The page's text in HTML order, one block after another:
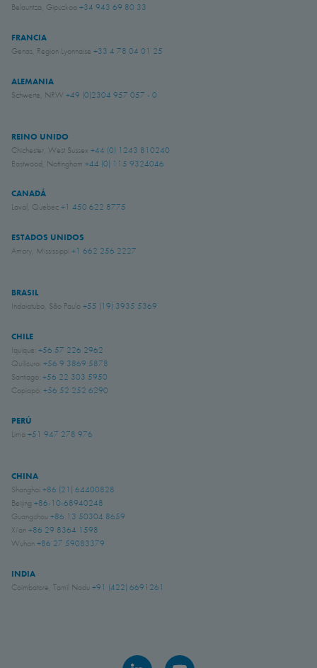
Belauntza, Gipuzkoa +34 943 69 80 33
FRANCIA
Genas, Region Lyonnaise +33 4 78 04 01 25
ALEMANIA
Schwerte, NRW +49 (0)2304 957 057 - 0
REINO UNIDO
Chichester, West Sussex +44 (0) 1243 810240
Eastwood, Nottingham +44 (0) 115 9324046
CANADÁ
Laval, Quebec+1 450 622 8775
ESTADOS UNIDOS
Amory, Mississippi +1 662 256 2227
BRASIL
Indaiatuba, São Paulo +55 (19) 3935 5369
CHILE
Iquique: +56 57 226 2962
Quilicura: +56 9 3869 5878
Santiago: +56 22 303 5950
Copiapó: +56 52 252 6290
PERÚ
Lima +51 947 278 976
CHINA
Shanghai +86 (21) 64400828
Beijing +86-10-68940248
Guangzhou +86 13 50304 8659
Xi'an +86 29 8364 1598
Wuhan +86 27 59083379
INDIA
Coimbatore, Tamil Nadu +91 (422) 6691261